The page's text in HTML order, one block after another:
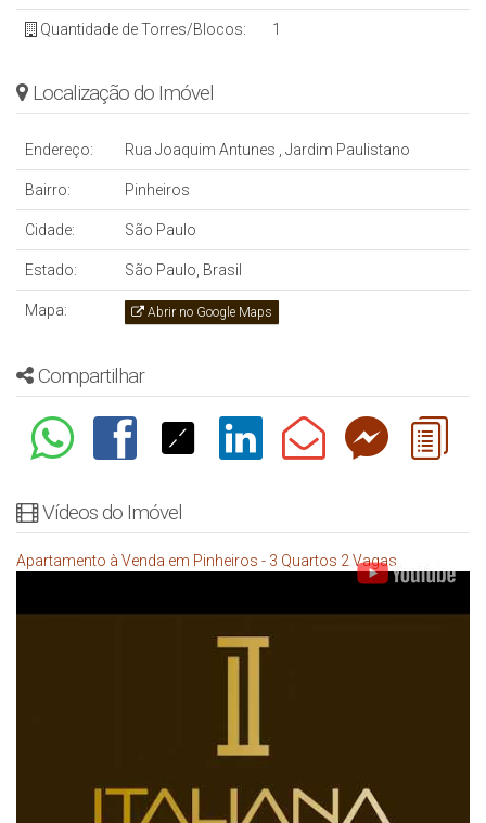
Quantidade de Torres/Blocos: 1
Localização do Imóvel
Endereço: Rua Joaquim Antunes , Jardim Paulistano
Bairro: Pinheiros
Cidade: São Paulo
Estado: São Paulo, Brasil
Mapa: Abrir no Google Maps
Compartilhar
Vídeos do Imóvel
Apartamento à Venda em Pinheiros - 3 Quartos 2 Vagas